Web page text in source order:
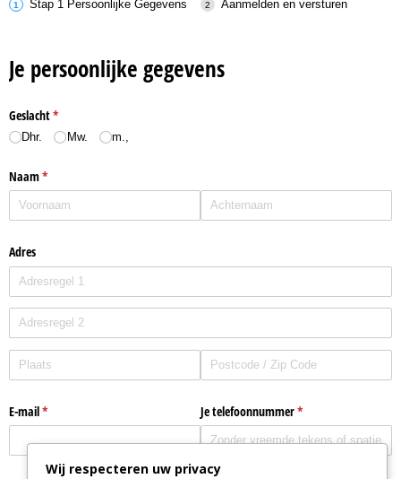
Wij respecteren uw privacy